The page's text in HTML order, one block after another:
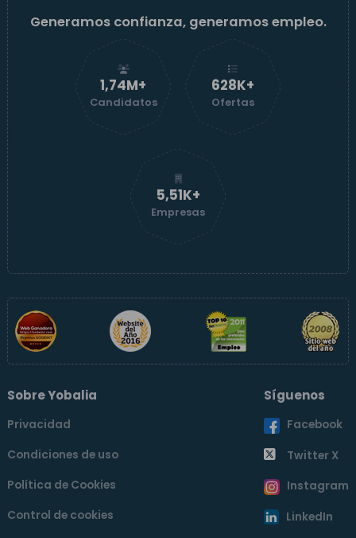
Generamos confianza, generamos empleo.
1,74M+
Candidatos
629K+
Ofertas
5,51K+
Empresas
Sobre Yobalia
Privacidad
Condiciones de uso
Política de Cookies
Control de cookies
Síguenos
Facebook
Twitter X
Instagram
LinkedIn